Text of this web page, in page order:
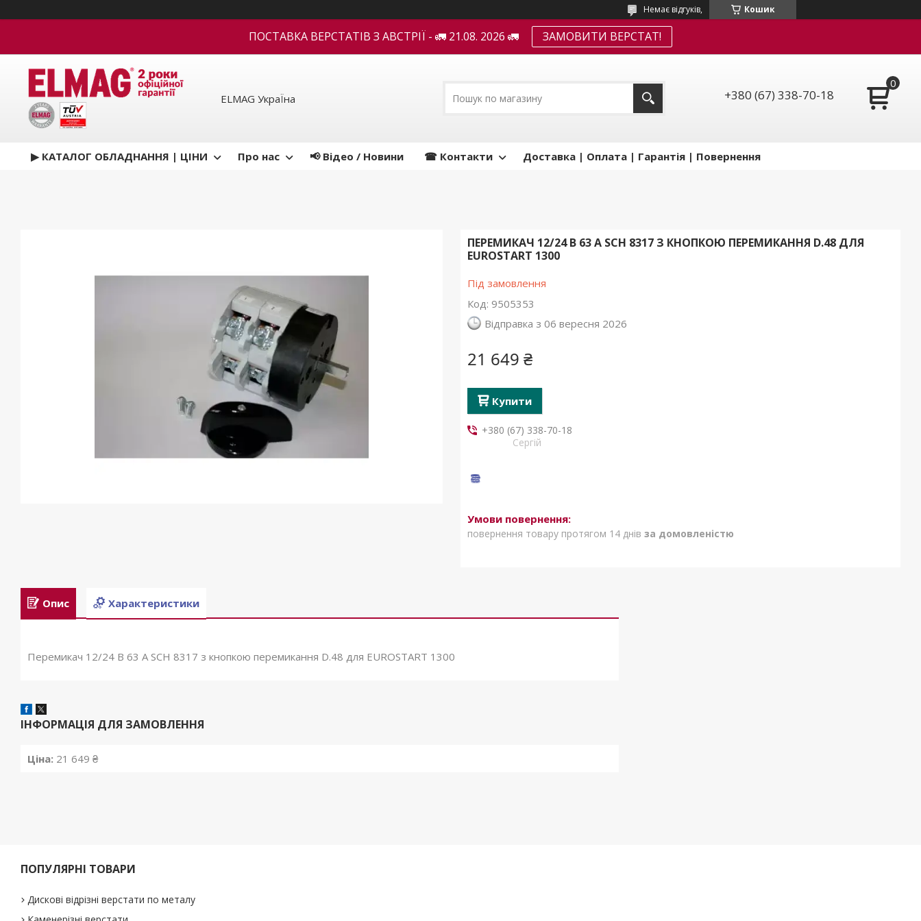
Кошик
Немає відгуків,
ПОСТАВКА ВЕРСТАТІВ З АВСТРІЇ - 🚛 21.08. 2026 🚛 ЗАМОВИТИ ВЕРСТАТ!
ELMAG УкраЇна +380 (67) 338-70-18
▶ КАТАЛОГ ОБЛАДНАННЯ | ЦІНИ Про нас 📢 Відео / Новини ☎ Контакти Доставка | Оплата | Гарантія | Повернення
ПЕРЕМИКАЧ 12/24 В 63 А SCH 8317 З КНОПКОЮ ПЕРЕМИКАННЯ D.48 ДЛЯ
EUROSTART 1300
Під замовлення
Код: 9505353
Відправка з 06 вересня 2026
21 649 ₴
Купити
+380 (67) 338-70-18
Сергій
повернення товару протягом 14 днів за домовленістю
Опис Характеристики
Перемикач 12/24 В 63 А SCH 8317 з кнопкою перемикання D.48 для EUROSTART 1300
ІНФОРМАЦІЯ ДЛЯ ЗАМОВЛЕННЯ
Ціна: 21 649 ₴
ПОПУЛЯРНІ ТОВАРИ
Дискові відрізні верстати по металу